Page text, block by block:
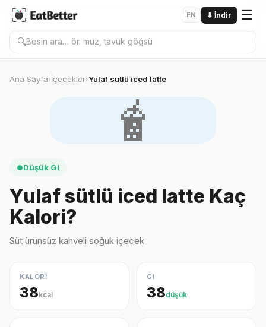
EN ⬇ İndir ☰
🔍
Ana Sayfa›İçecekler›Yulaf sütlü iced latte
🧋
●Düşük GI
Yulaf sütlü iced latte Kaç
Kalori?
Süt ürünsüz kahveli soğuk içecek
KALORİ
38kcal
GI
38düşük